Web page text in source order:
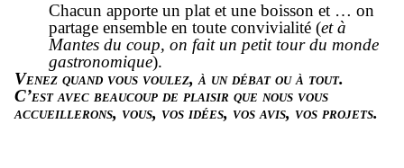
Chacun apporte un plat et une boisson et … on
partage ensemble en toute convivialité (et à
Mantes du coup, on fait un petit tour du monde
gastronomique).
Venez quand vous voulez, à un débat ou à tout.
C’est avec beaucoup de plaisir que nous vous
accueillerons, vous, vos idées, vos avis, vos projets.